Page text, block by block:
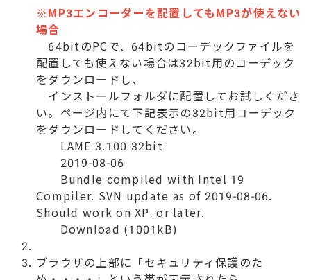
※MP3エンコーダーを配置してもMP3が使えない
場合
64bitのPCで、64bitのコーデックファイルを
配置しても使えない場合は32bit用のコーデック
をダウンロードし、
インストールフォルダに配置してお試しくださ
い。 ページ内にて下記表示の32bit用コーデック
をダウンロードしてください。
LAME 3.100 32bit
2019-08-06
Bundle compiled with Intel 19
Compiler. SVN update as of 2019-08-06.
Should work on XP, or later.
Download (1001kB)
ブラウザの上部に「セキュリティ保護のた